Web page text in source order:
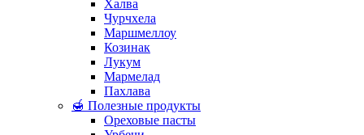
Халва
Чурчхела
Маршмеллоу
Козинак
Лукум
Мармелад
Пахлава
🍯 Полезные продукты
Ореховые пасты